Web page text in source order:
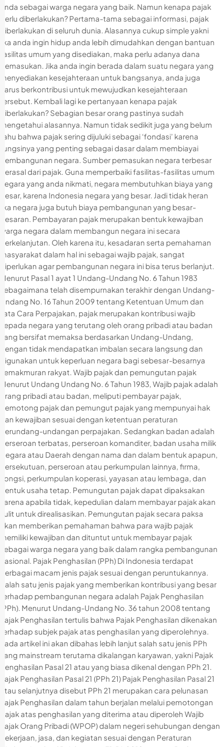
anda sebagai warga negara yang baik. Namun kenapa pajak
perlu diberlakukan? Pertama-tama sebagai informasi, pajak
diberlakukan di seluruh dunia. Alasannya cukup simple yakni
jika anda ingin hidup anda lebih dimudahkan dengan bantuan
fasilitas umum yang disediakan, maka perlu adanya dana
pemasukan. Jika anda ingin berada dalam suatu negara yang
menyediakan kesejahteraan untuk bangsanya, anda juga
harus berkontribusi untuk mewujudkan kesejahteraan
tersebut. Kembali lagi ke pertanyaan kenapa pajak
diberlakukan? Sebagian besar orang pastinya sudah
mengetahui alasannya. Namun tidak sedikit juga yang belum
tahu bahwa pajak sering dijuluki sebagai ‘fondasi’ karena
fungsinya yang penting sebagai dasar dalam membiayai
pembangunan negara. Sumber pemasukan negara terbesar
berasal dari pajak. Guna memperbaiki fasilitas-fasilitas umum
negara yang anda nikmati, negara membutuhkan biaya yang
besar, karena Indonesia negara yang besar. Jadi tidak heran
jika negara juga butuh biaya pembangunan yang besar-
besaran. Pembayaran pajak merupakan bentuk kewajiban
warga negara dalam membangun negara ini secara
berkelanjutan. Oleh karena itu, kesadaran serta pemahaman
masyarakat dalam hal ini sebagai wajib pajak, sangat
diperlukan agar pembangunan negara ini bisa terus berlanjut.
Menurut Pasal 1 ayat 1 Undang-Undang No. 6 Tahun 1983
sebagaimana telah disempurnakan terakhir dengan Undang-
Undang No. 16 Tahun 2009 tentang Ketentuan Umum dan
Tata Cara Perpajakan, pajak merupakan kontribusi wajib
kepada negara yang terutang oleh orang pribadi atau badan
yang bersifat memaksa berdasarkan Undang-Undang,
dengan tidak mendapatkan imbalan secara langsung dan
digunakan untuk keperluan negara bagi sebesar-besarnya
kemakmuran rakyat. Wajib pajak dan pemungutan pajak
Menurut Undang Undang No. 6 Tahun 1983, Wajib pajak adalah
orang pribadi atau badan, meliputi pembayar pajak,
pemotong pajak dan pemungut pajak yang mempunyai hak
dan kewajiban sesuai dengan ketentuan peraturan
perundang-undangan perpajakan. Sedangkan badan adalah
perseroan terbatas, perseroan komanditer, badan usaha milik
Negara atau Daerah dengan nama dan dalam bentuk apapun,
persekutuan, perseroan atau perkumpulan lainnya, firma,
kongsi, perkumpulan koperasi, yayasan atau lembaga, dan
bentuk usaha tetap. Pemungutan pajak dapat dipaksakan
karena apabila tidak, kepedulian dalam membayar pajak akan
sulit untuk direalisasikan. Pemungutan pajak secara paksa
akan memberikan pemahaman bahwa para wajib pajak
memiliki kewajiban dan dituntut untuk membayar pajak
sebagai warga negara yang baik dalam rangka pembangunan
nasional. Pajak Penghasilan (PPh) Di Indonesia terdapat
berbagai macam jenis pajak sesuai dengan peruntukannya.
Salah satu jenis pajak yang memberikan kontribusi yang besar
terhadap pembangunan negara adalah Pajak Penghasilan
(PPh). Menurut Undang-Undang No. 36 tahun 2008 tentang
Pajak Penghasilan tertulis bahwa Pajak Penghasilan dikenakan
terhadap subjek pajak atas penghasilan yang diperolehnya.
Pada artikel ini akan dibahas lebih lanjut salah satu jenis PPh
yang mainstream terutama dikalangan karyawan, yakni Pajak
Penghasilan Pasal 21 atau yang biasa dikenal dengan PPh 21.
Pajak Penghasilan Pasal 21 (PPh 21) Pajak Penghasilan Pasal 21
atau selanjutnya disebut PPh 21 merupakan cara pelunasan
Pajak Penghasilan dalam tahun berjalan melalui pemotongan
pajak atas penghasilan yang diterima atau diperoleh Wajib
Pajak Orang Pribadi (WPOP) dalam negeri sehubungan dengan
pekerjaan, jasa, dan kegiatan sesuai dengan Peraturan